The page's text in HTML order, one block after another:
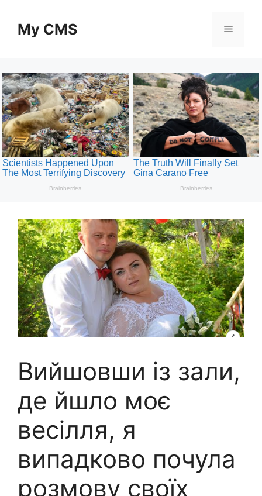
contentMy CMS Menu
Вийшовши із зали,
де йшло моє
весілля, я
випадково почула
розмову своїх